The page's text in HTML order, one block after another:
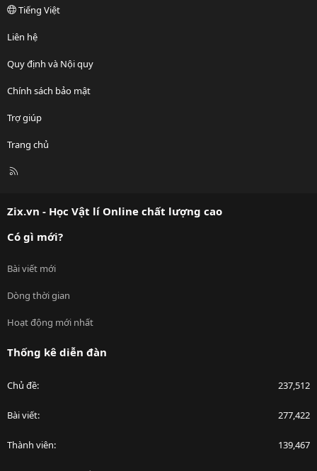
Tiếng Việt
Liên hệ
Quy định và Nội quy
Chính sách bảo mật
Trợ giúp
Trang chủ
R
Zix.vn - Học Vật lí Online chất lượng cao
Có gì mới?
Bài viết mới
Dòng thời gian
Hoạt động mới nhất
Thống kê diễn đàn
Chủ đề 237,512
Bài viết 277,422
Thành viên 139,467